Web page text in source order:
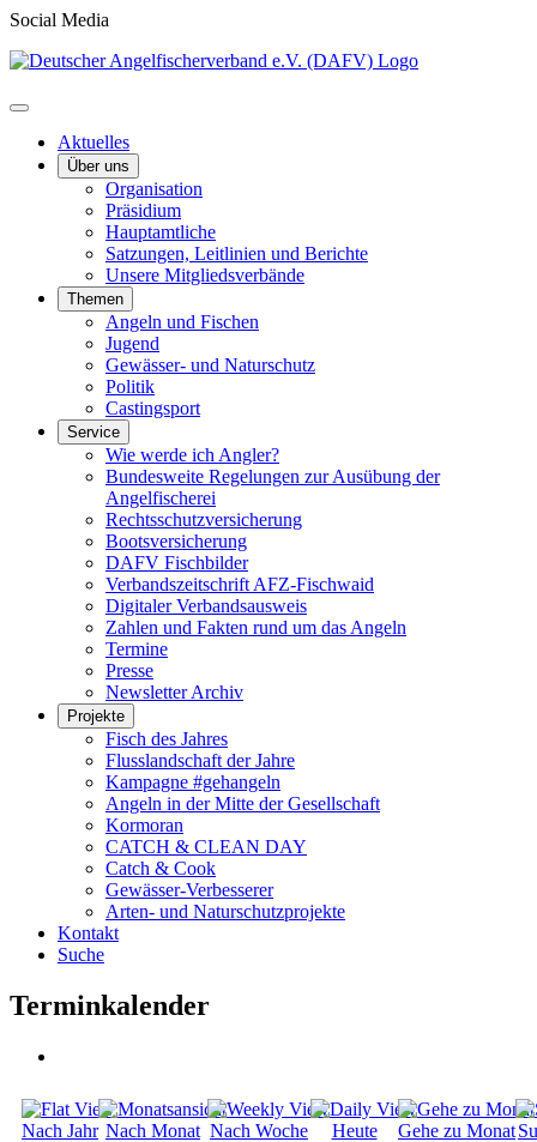
Social Media
Aktuelles
Über uns
Organisation
Präsidium
Hauptamtliche
Satzungen, Leitlinien und Berichte
Unsere Mitgliedsverbände
Themen
Angeln und Fischen
Jugend
Gewässer- und Naturschutz
Politik
Castingsport
Service
Wie werde ich Angler?
Bundesweite Regelungen zur Ausübung der
Angelfischerei
Rechtsschutzversicherung
Bootsversicherung
DAFV Fischbilder
Verbandszeitschrift AFZ-Fischwaid
Digitaler Verbandsausweis
Zahlen und Fakten rund um das Angeln
Termine
Presse
Newsletter Archiv
Projekte
Fisch des Jahres
Flusslandschaft der Jahre
Kampagne #gehangeln
Angeln in der Mitte der Gesellschaft
Kormoran
CATCH & CLEAN DAY
Catch & Cook
Gewässer-Verbesserer
Arten- und Naturschutzprojekte
Kontakt
Suche
Terminkalender
Nach Jahr Nach Monat Nach Woche Heute Gehe zu Monat